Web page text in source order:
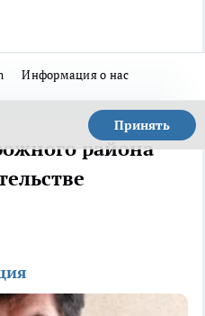
Информация о нас
Принять
района